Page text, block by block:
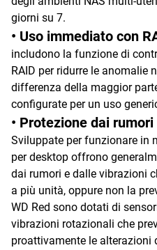
giorni su 7.
• Uso immediato con
includono la funzione di
RAID per ridurre le anomalie
differenza della maggior
configurate per un uso
• Protezione dai
Sviluppate per funzionare in
per desktop offrono
dai rumori e dalle vibrazioni
a più unità, oppure non la
WD Red sono dotati di
vibrazioni rotazionali che
proattivamente le alterazioni